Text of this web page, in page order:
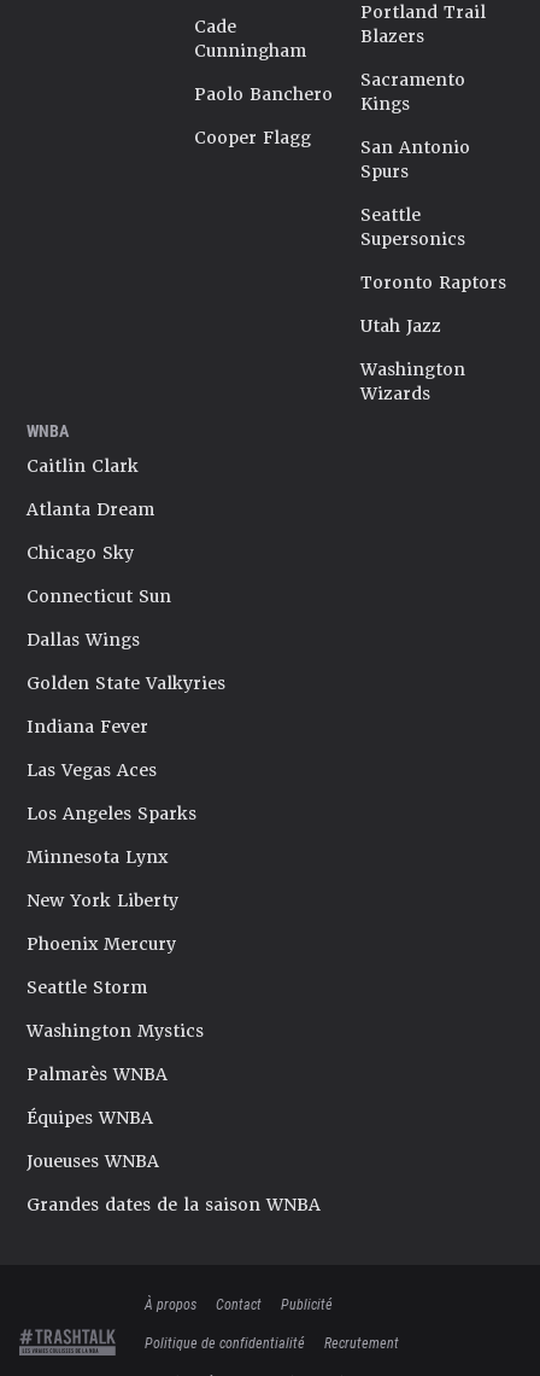
Cade
Cunningham
Paolo Banchero
Cooper Flagg
Portland Trail
Blazers
Sacramento
Kings
San Antonio
Spurs
Seattle
Supersonics
Toronto Raptors
Utah Jazz
Washington
Wizards
WNBA
Caitlin Clark
Atlanta Dream
Chicago Sky
Connecticut Sun
Dallas Wings
Golden State Valkyries
Indiana Fever
Las Vegas Aces
Los Angeles Sparks
Minnesota Lynx
New York Liberty
Phoenix Mercury
Seattle Storm
Washington Mystics
Palmarès WNBA
Équipes WNBA
Joueuses WNBA
Grandes dates de la saison WNBA
À propos Contact
Publicité
Politique de confidentialité
Recrutement